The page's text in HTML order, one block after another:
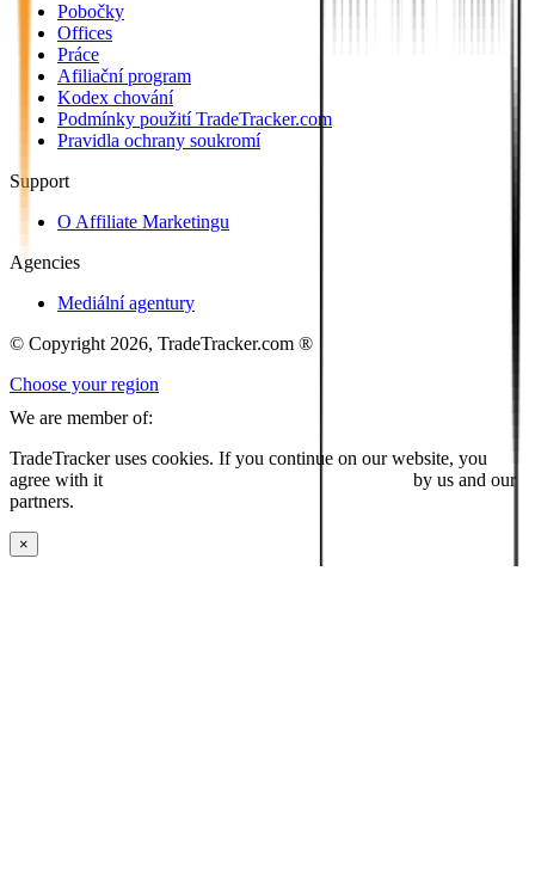
Pobočky
Offices
Práce
Afiliační program
Kodex chování
Podmínky použití TradeTracker.com
Pravidla ochrany soukromí
Support
O Affiliate Marketingu
Agencies
Mediální agentury
© Copyright 2026, TradeTracker.com ®
Choose your region
We are member of:
TradeTracker uses cookies. If you continue on our website, you
agree with it
by us and our
partners.
×